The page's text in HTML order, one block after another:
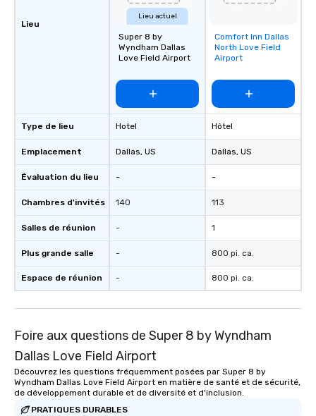
Smacking Foodie
experience with three
signature dishes at
person with tax and
included. The only
are drinks. However,
package upgrade is
provides guests a
at various stops. Build Your Network
to engage the person
place at multiple
walking in between,
countless
with different people
experiences not only
Lip Smacking Foodie
groups, small or large.
Lieu
Type de lieu
Emplacement
Évaluation du lieu
Chambres d'invités
Salles de réunion
Plus grande salle
Espace de réunion
Lieu actuel
Super 8 by
Wyndham Dallas
Love Field Airport
Hotel
Dallas, US
-
140
-
-
-
Removed from
favorites
Comfort Inn Dallas
North Love Field
Airport
Hôtel
Dallas, US
-
113
1
800 pi. ca.
800 pi. ca.
Foire aux questions de Super 8 by Wyndham
Dallas Love Field Airport
Découvrez les questions fréquemment posées par Super 8 by
Wyndham Dallas Love Field Airport en matière de santé et de sécurité,
de développement durable et de diversité et d'inclusion.
PRATIQUES DURABLES